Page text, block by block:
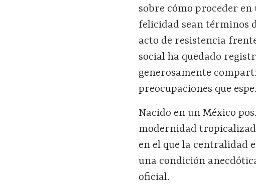
sobre cómo proceder
felicidad sean términos
acto de resistencia
social ha quedado
generosamente
preocupaciones que
Nacido en un México
modernidad
en el que la centralidad
una condición
oficial.